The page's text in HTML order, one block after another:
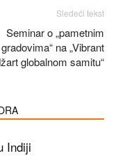
Sledeći tekst
Seminar o „pametnim
gradovima“ na „Vibrant
globalnom samitu“
Indiji